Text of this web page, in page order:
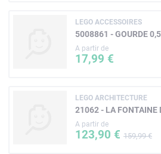
LEGO ACCESSOIRES
5008861 - GOURDE
A partir de
17,99 €
LEGO ARCHITECTURE
21062 - LA FONTAINE
A partir de
123,90 € 159,99 €